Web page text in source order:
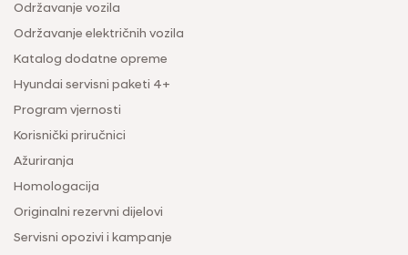
Održavanje vozila
Održavanje električnih vozila
Katalog dodatne opreme
Hyundai servisni paketi 4+
Program vjernosti
Korisnički priručnici
Ažuriranja
Homologacija
Originalni rezervni dijelovi
Servisni opozivi i kampanje